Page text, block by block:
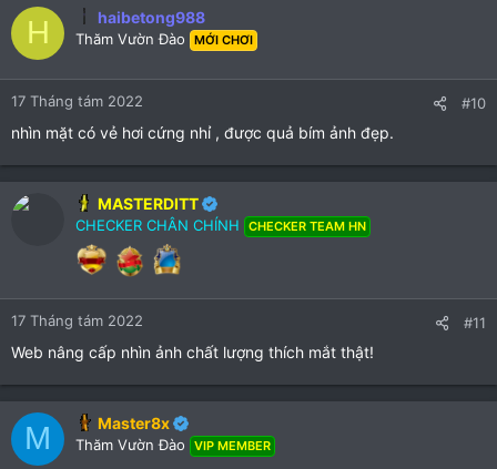
H haibetong988
Thăm Vườn Đào MỚI CHƠI
17 Tháng tám 2022 #10
nhìn mặt có vẻ hơi cứng nhỉ , được quả bím ảnh đẹp.
MASTERDITT
CHECKER CHÂN CHÍNH CHECKER TEAM HN
17 Tháng tám 2022 #11
Web nâng cấp nhìn ảnh chất lượng thích mắt thật!
M Master8x
Thăm Vườn Đào VIP MEMBER